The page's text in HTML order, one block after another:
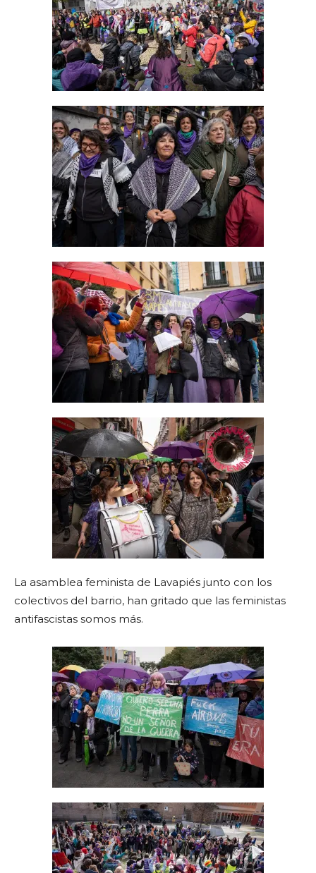
La asamblea feminista de Lavapiés junto con los
colectivos del barrio, han gritado que las feministas
antifascistas somos más.